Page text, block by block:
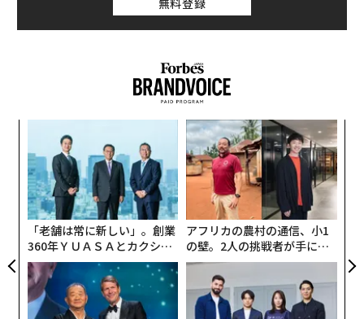
「老舗は常に新しい」。創業
360年ＹＵＡＳＡとカクシン
CEO田尻望が語る、AIを超え
る人の価値
アフリカの農村の通信、小1
の壁。2人の挑戦者が手にし
た「次なる武器」